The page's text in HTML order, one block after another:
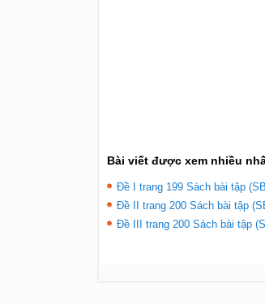
Bài viết được xem nhiều
Đề I trang 199 Sách bài tập
Đề II trang 200 Sách bài tập
Đề III trang 200 Sách bài tập